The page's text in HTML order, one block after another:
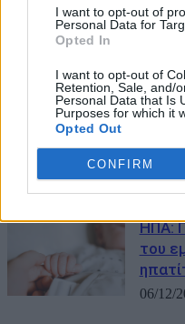
I want to opt-out of
Personal Data for
Opted In
I want to opt-out of
Retention, Sale, and/
Personal Data that Is
Purposes for which it
Opted Out
CONFIRM
26/2/
26/02/
Πώς
20/02/
ΗΠΑ:
του
06/12/